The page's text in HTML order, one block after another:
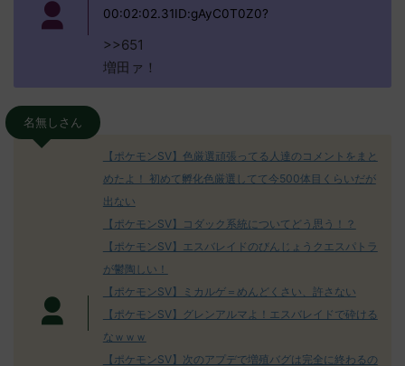
00:02:02.31ID:gAyC0T0Z0?
>>651
増田ァ！
名無しさん
【ポケモンSV】色厳選頑張ってる人達のコメントをまと
めたよ！ 初めて孵化色厳選してて今500体目くらいだが
出ない
【ポケモンSV】コダック系統についてどう思う！？
【ポケモンSV】エスバレイドのびんじょうクエスパトラ
が鬱陶しい！
【ポケモンSV】ミカルゲ＝めんどくさい、許さない
【ポケモンSV】グレンアルマよ！エスバレイドで砕ける
なｗｗｗ
【ポケモンSV】次のアプデで増殖バグは完全に終わるの